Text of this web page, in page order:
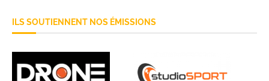
ILS SOUTIENNENT NOS ÉMISSIONS